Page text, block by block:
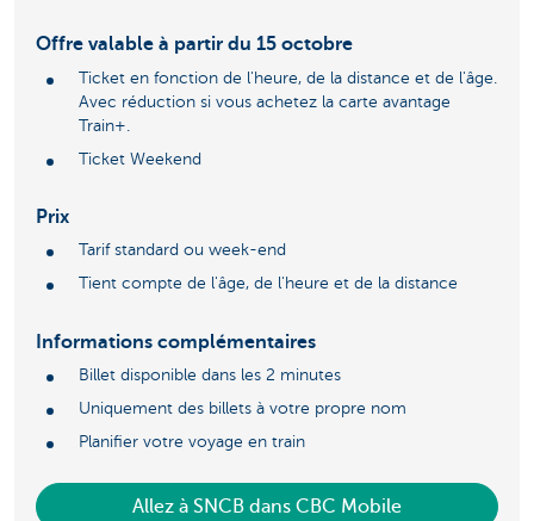
Offre valable à partir du 15 octobre
Ticket en fonction de l'heure, de la distance et de l'âge.
Avec réduction si vous achetez la carte avantage
Train+.
Ticket Weekend
Prix
Tarif standard ou week-end
Tient compte de l'âge, de l'heure et de la distance
Informations complémentaires
Billet disponible dans les 2 minutes
Uniquement des billets à votre propre nom
Planifier votre voyage en train
Allez à SNCB dans CBC Mobile